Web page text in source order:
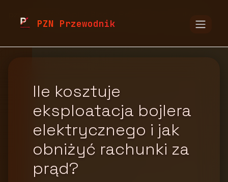
PZN Przewodnik
Ile kosztuje
eksploatacja bojlera
elektrycznego i jak
obniżyć rachunki za
prąd?